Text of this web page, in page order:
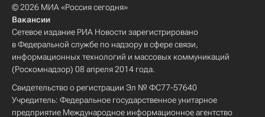
© 2026 МИА «Россия сегодня»
Вакансии
Сетевое издание РИА Новости зарегистрировано
в Федеральной службе по надзору в сфере связи,
информационных технологий и массовых коммуникаций
(Роскомнадзор) 08 апреля 2014 года.
Свидетельство о регистрации Эл № ФС77-57640
Учредитель: Федеральное государственное унитарное
предприятие Международное информационное агентство